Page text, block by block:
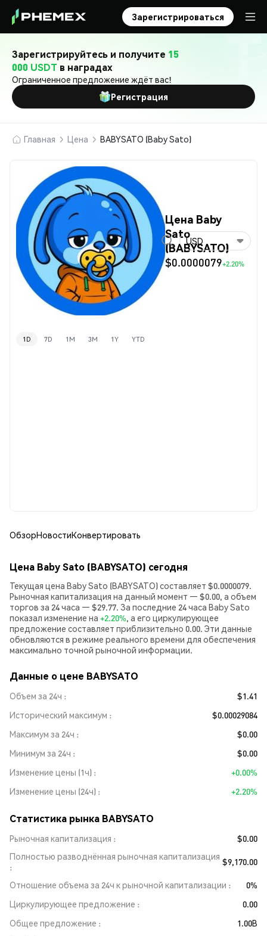
Зарегистрироваться
Зарегистрируйтесь и получите 15
000 USDT в наградах
Ограниченное предложение ждёт вас!
Регистрация
Главная Цена BABYSATO (Baby Sato)
Цена Baby
Sato
(BABYSATO)
$0.0000079+2.20%
USD
1D 7D 1M 3M 1Y YTD
ОбзорНовостиКонвертировать
Цена Baby Sato (BABYSATO) сегодня
Текущая цена Baby Sato (BABYSATO) составляет $0.0000079.
Рыночная капитализация на данный момент — $0.00, а объем
торгов за 24 часа — $29.77. За последние 24 часа Baby Sato
показал изменение на +2.20%, а его циркулирующее
предложение составляет приблизительно 0.00. Эти данные
обновляются в режиме реального времени для обеспечения
максимально точной рыночной информации.
Данные о цене BABYSATO
Объем за 24ч
$1.41
Исторический максимум
$0.00029084
Максимум за 24ч
$0.00
Минимум за 24ч
$0.00
Изменение цены (1ч)
+0.00%
Изменение цены (24ч)
+2.20%
Статистика рынка BABYSATO
Рыночная капитализация
$0.00
Полностью разводнённая рыночная капитализация $9,170.00
Отношение объема за 24ч к рыночной капитализации
0%
Циркулирующее предложение
0.00
Общее предложение
1.00B